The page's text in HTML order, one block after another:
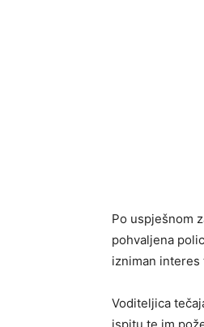
Po uspješnom
pohvaljena
izniman
Voditeljica
ispitu te im